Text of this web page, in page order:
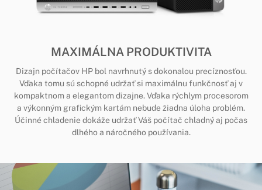
MAXIMÁLNA PRODUKTIVITA
Dizajn počítačov HP bol navrhnutý s dokonalou precíznosťou.
Vďaka tomu sú schopné udržať si maximálnu funkčnosť aj v
kompaktnom a elegantom dizajne. Vďaka rýchlym procesorom
a výkonným grafickým kartám nebude žiadna úloha problém.
Účinné chladenie dokáže udržať Váš počítač chladný aj počas
dlhého a náročného používania.